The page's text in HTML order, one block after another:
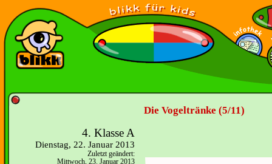
Die Vogeltränke (5/11)
4. Klasse A
Dienstag, 22. Januar 2013
Zuletzt geändert:
Mittwoch, 23. Januar 2013